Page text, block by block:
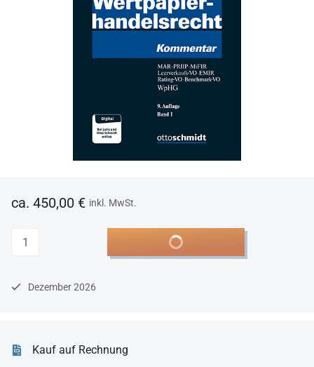
ca. 450,00 € inkl. MwSt.
Anzahl In den Warenkorb
Dezember 2026
Kauf auf Rechnung